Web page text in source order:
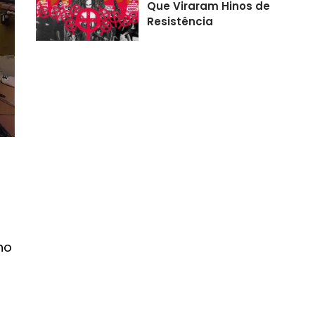
Que Viraram Hinos de
Resistência